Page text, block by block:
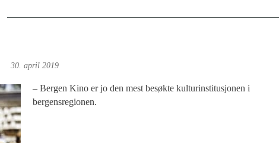
30. april 2019
– Bergen Kino er jo den mest besøkte kulturinstitusjonen i
bergensregionen.